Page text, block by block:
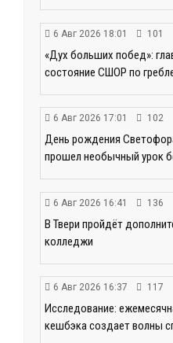
6 Авг 2026 18:01 101
«Дух больших побед»:
состояние СШОР по
6 Авг 2026 17:01 102
День рождения
прошел необычный урок
6 Авг 2026 16:41 136
В Твери пройдёт
колледжи
6 Авг 2026 16:37 117
Исследование:
кешбэка создает волны